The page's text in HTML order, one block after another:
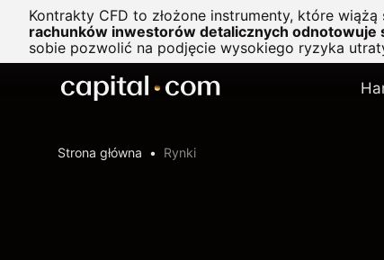
Kontrakty CFD to złożone instrumenty, które
rachunków inwestorów detalicznych odnotowuje
sobie pozwolić na podjęcie wysokiego ryzyka
Strona główna Rynki